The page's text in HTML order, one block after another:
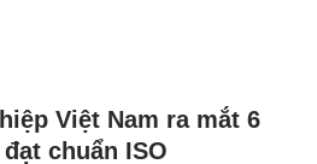
Việt Nam ra mắt 6
chuẩn ISO